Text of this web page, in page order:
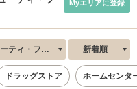
Myエリアに登録
フィットネス 新着順
ドラッグストア ホームセンタ